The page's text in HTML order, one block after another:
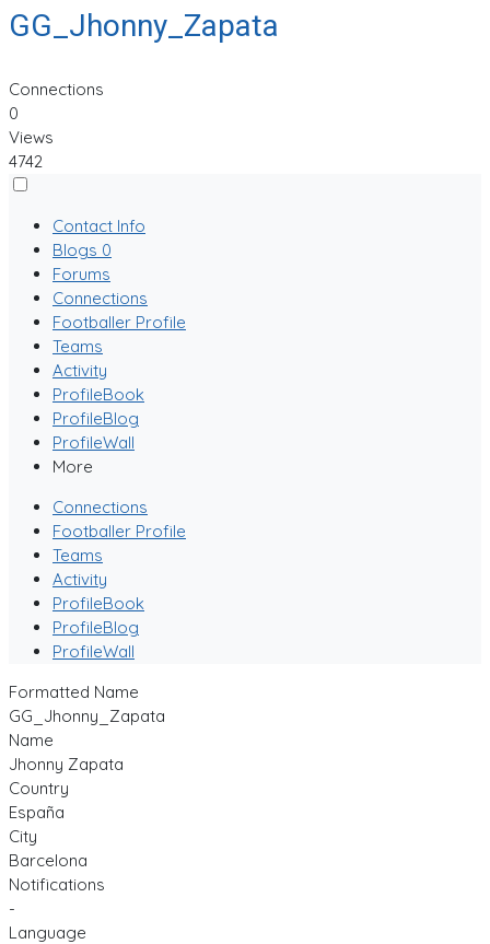
GG_Jhonny_Zapata
Connections
0
Views
4742
Contact Info
Blogs 0
Forums
Connections
Footballer Profile
Teams
Activity
ProfileBook
ProfileBlog
ProfileWall
More
Connections
Footballer Profile
Teams
Activity
ProfileBook
ProfileBlog
ProfileWall
Formatted Name
GG_Jhonny_Zapata
Name
Jhonny Zapata
Country
España
City
Barcelona
Notifications
-
Language